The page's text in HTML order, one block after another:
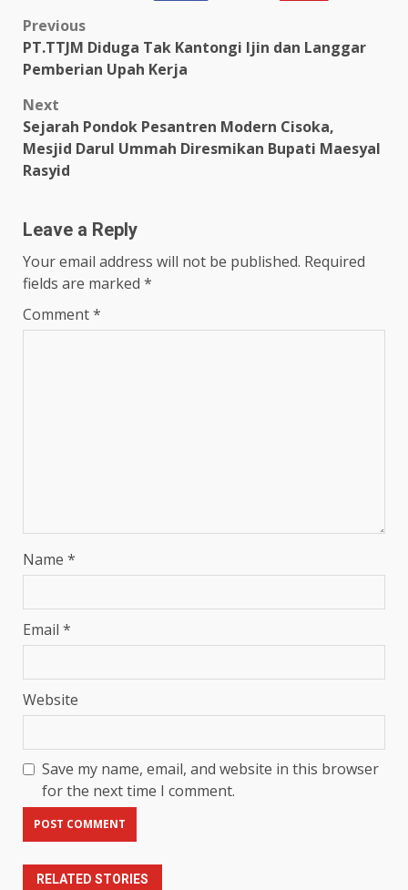
Post
navigation
Previous
PT.TTJM Diduga Tak Kantongi Ijin dan Langgar
Pemberian Upah Kerja
Next
Sejarah Pondok Pesantren Modern Cisoka,
Mesjid Darul Ummah Diresmikan Bupati Maesyal
Rasyid
Leave a Reply
Your email address will not be published. Required
fields are marked *
Comment*
Name *
Email *
Website
Save my name, email, and website in this browser
for the next time I comment.
RELATED STORIES